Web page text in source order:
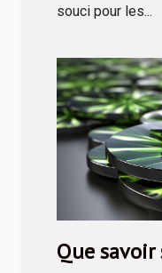
souci pour les...
Que savoir